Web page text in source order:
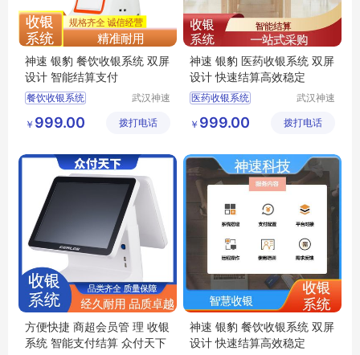
神速 银豹 餐饮收银系统 双屏
设计 智能结算支付
餐饮收银系统
超市收银系统
银豹收银系统
武汉神速
公司
￥ 999.00 拨打电话
神速 银豹 医药收银系统 双屏
设计 快速结算高效稳定
医药收银系统
银豹收银系统
零食店收银系统
武汉神速
公司
￥ 999.00 拨打电话
方便快捷 商超会员管 理 收银
系统 智能支付结算 众付天下
神速 银豹 餐饮收银系统 双屏
设计 快速结算高效稳定